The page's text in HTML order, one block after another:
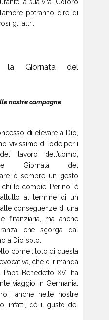
la sua vita. Coloro
potranno dire di
gli altri.
la Giornata del
nostre campagne!
di elevare a Dio,
vivissimo di lode per i
lavoro dell’uomo,
Giornata del
è sempre un gesto
lo compie. Per noi è
al termine di un
conseguenze di una
finanziaria, ma anche
che sgorga dal
a Dio solo.
come titolo di questa
che ci rimanda
Benedetto XVI ha
viaggio in Germania:
anche nelle nostre
infatti, c’è il gusto del